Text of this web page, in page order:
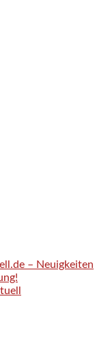
– Neuigkeiten